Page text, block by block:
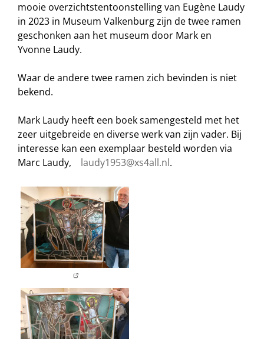
mooie overzichtstentoonstelling van Eugène Laudy
in 2023 in Museum Valkenburg zijn de twee ramen
geschonken aan het museum door Mark en
Yvonne Laudy.
Waar de andere twee ramen zich bevinden is niet
bekend.
Mark Laudy heeft een boek samengesteld met het
zeer uitgebreide en diverse werk van zijn vader. Bij
interesse kan een exemplaar besteld worden via
Marc Laudy, laudy1953@xs4all.nl.